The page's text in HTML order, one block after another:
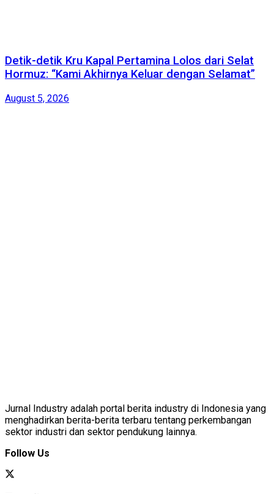
Detik-detik Kru Kapal Pertamina Lolos dari Selat
Hormuz: “Kami Akhirnya Keluar dengan Selamat”
August 5, 2026
Jurnal Industry adalah portal berita industry di Indonesia yang
menghadirkan berita-berita terbaru tentang perkembangan
sektor industri dan sektor pendukung lainnya.
Follow Us